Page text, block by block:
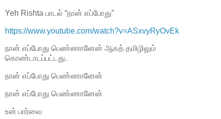
Yeh Rishta பாடல் “நான் எப்போது”
https://www.youtube.com/watch?v=ASxvyRyOvEk
நான் எப்போது பெண்ணானேன் ஆகத் தமிழிலும்
கொண்டாடப்பட்டது.
நான் எப்போது பெண்ணானேன்
நான் எப்போது பெண்ணானேன்
உன் பார்வை